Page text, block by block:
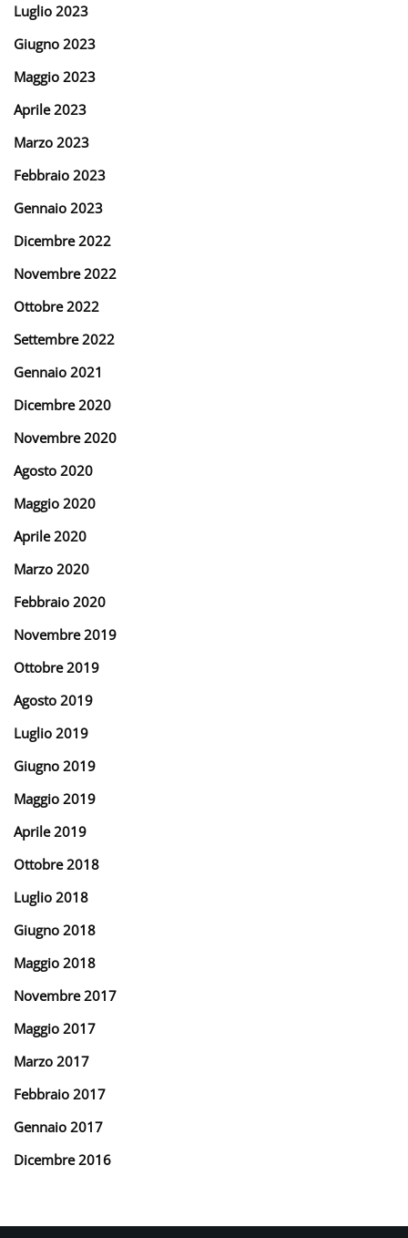
Luglio 2023
Giugno 2023
Maggio 2023
Aprile 2023
Marzo 2023
Febbraio 2023
Gennaio 2023
Dicembre 2022
Novembre 2022
Ottobre 2022
Settembre 2022
Gennaio 2021
Dicembre 2020
Novembre 2020
Agosto 2020
Maggio 2020
Aprile 2020
Marzo 2020
Febbraio 2020
Novembre 2019
Ottobre 2019
Agosto 2019
Luglio 2019
Giugno 2019
Maggio 2019
Aprile 2019
Ottobre 2018
Luglio 2018
Giugno 2018
Maggio 2018
Novembre 2017
Maggio 2017
Marzo 2017
Febbraio 2017
Gennaio 2017
Dicembre 2016